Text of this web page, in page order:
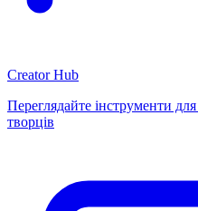
Creator Hub
Переглядайте інструменти
творців